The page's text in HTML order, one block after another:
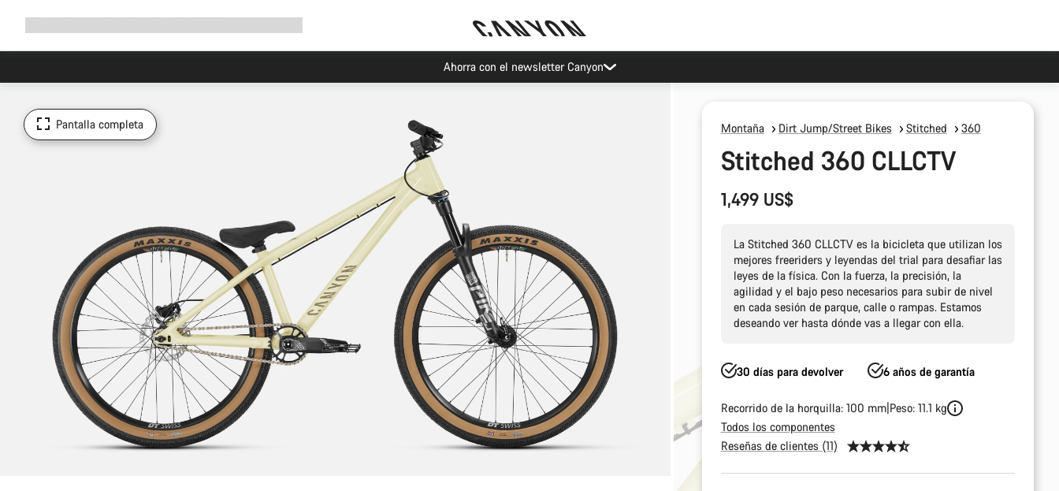
Ahorra con el newsletter Canyon
Pantalla completa Montaña Dirt Jump/Street Bikes Stitched 360
Stitched 360 CLLCTV
1,499 US$
La Stitched 360 CLLCTV es la bicicleta que utilizan los
mejores freeriders y leyendas del trial para desafiar las
leyes de la física. Con la fuerza, la precisión, la
agilidad y el bajo peso necesarios para subir de nivel
en cada sesión de parque, calle o rampas. Estamos
deseando ver hasta dónde vas a llegar con ella.
30 días para devolver 6 años de garantía
Recorrido de la horquilla: 100 mm Peso: 11.1 kg
Todos los componentes
Reseñas de clientes (11)